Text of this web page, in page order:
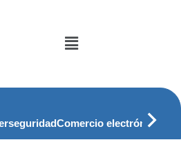
Menú
Comercio electrónico